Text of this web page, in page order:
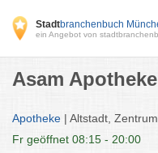
Stadtbranchenbuch
ein Angebot von
Asam Apotheke
Apotheke | Altstadt, Zentrum
Fr geöffnet 08:15 - 20:00